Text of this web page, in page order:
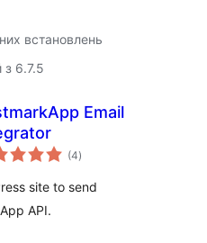
встановлень
з 6.7.5
Email
(4загальний
рейтинг
)
site to send
API.